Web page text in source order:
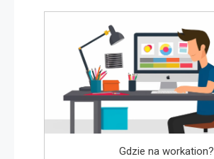
Gdzie na workation?